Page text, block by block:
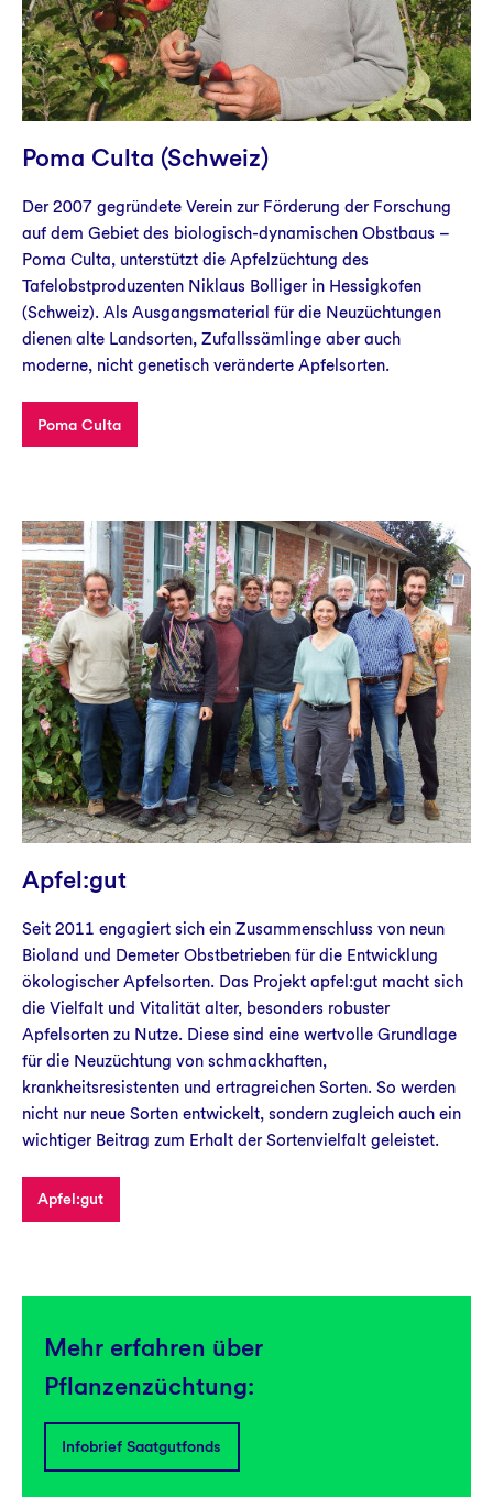
Poma Culta (Schweiz)
Der 2007 gegründete Verein zur Förderung der Forschung
auf dem Gebiet des biologisch-dynamischen Obstbaus –
Poma Culta, unterstützt die Apfelzüchtung des
Tafelobstproduzenten Niklaus Bolliger in Hessigkofen
(Schweiz). Als Ausgangsmaterial für die Neuzüchtungen
dienen alte Landsorten, Zufallssämlinge aber auch
moderne, nicht genetisch veränderte Apfelsorten.
Poma Culta
Apfel:gut
Seit 2011 engagiert sich ein Zusammenschluss von neun
Bioland und Demeter Obstbetrieben für die Entwicklung
ökologischer Apfelsorten. Das Projekt apfel:gut macht sich
die Vielfalt und Vitalität alter, besonders robuster
Apfelsorten zu Nutze. Diese sind eine wertvolle Grundlage
für die Neuzüchtung von schmackhaften,
krankheitsresistenten und ertragreichen Sorten. So werden
nicht nur neue Sorten entwickelt, sondern zugleich auch ein
wichtiger Beitrag zum Erhalt der Sortenvielfalt geleistet.
Apfel:gut
Mehr erfahren über
Pflanzenzüchtung:
Infobrief Saatgutfonds